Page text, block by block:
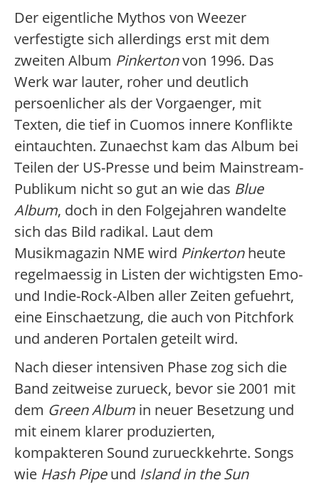
Der eigentliche Mythos von Weezer
verfestigte sich allerdings erst mit dem
zweiten Album Pinkertonvon 1996. Das
Werk war lauter, roher und deutlich
persoenlicher als der Vorgaenger, mit
Texten, die tief in Cuomos innere Konflikte
eintauchten. Zunaechst kam das Album bei
Teilen der US-Presse und beim Mainstream-
Publikum nicht so gut an wie das Blue
Album, doch in den Folgejahren wandelte
sich das Bild radikal. Laut dem
Musikmagazin NME wird Pinkertonheute
regelmaessig in Listen der wichtigsten Emo-
und Indie-Rock-Alben aller Zeiten gefuehrt,
eine Einschaetzung, die auch von Pitchfork
und anderen Portalen geteilt wird.
Nach dieser intensiven Phase zog sich die
Band zeitweise zurueck, bevor sie 2001 mit
dem Green Album in neuer Besetzung und
mit einem klarer produzierten,
kompakteren Sound zurueckkehrte. Songs
wie Hash Pipeund Island in the Sun